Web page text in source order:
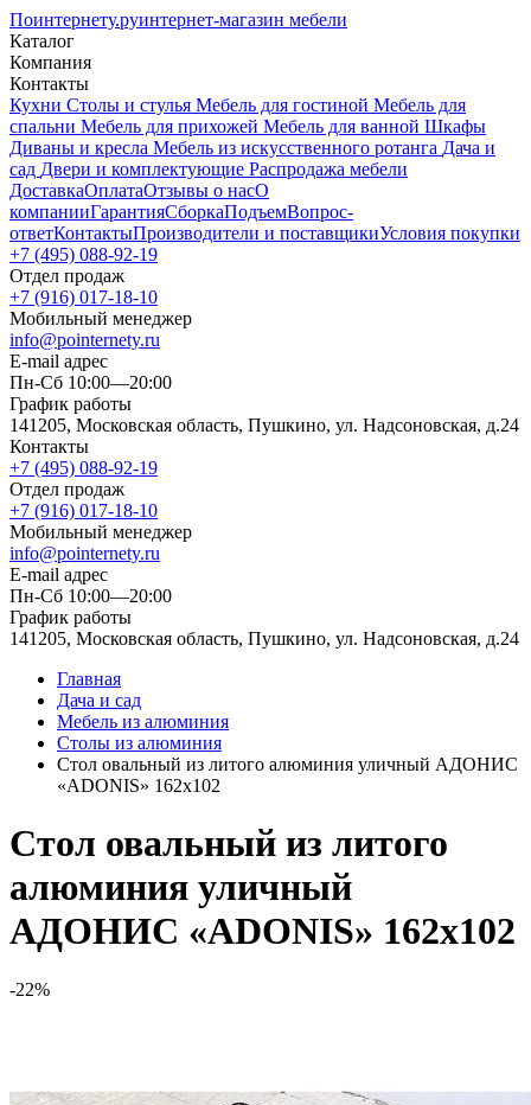
Поинтернету.руинтернет-магазин мебели
Каталог
Компания
Контакты
Кухни Столы и стулья Мебель для гостиной Мебель для
спальни Мебель для прихожей Мебель для ванной Шкафы
Диваны и кресла Мебель из искусственного ротанга Дача и
сад Двери и комплектующие Распродажа мебели
ДоставкаОплатаОтзывы о насО
компанииГарантияСборкаПодъемВопрос-
ответКонтактыПроизводители и поставщикиУсловия покупки
+7 (495) 088-92-19
Отдел продаж
+7 (916) 017-18-10
Мобильный менеджер
info@pointernety.ru
E-mail адрес
Пн-Сб 10:00—20:00
График работы
141205, Московская область, Пушкино, ул. Надсоновская, д.24
Контакты
+7 (495) 088-92-19
Отдел продаж
+7 (916) 017-18-10
Мобильный менеджер
info@pointernety.ru
E-mail адрес
Пн-Сб 10:00—20:00
График работы
141205, Московская область, Пушкино, ул. Надсоновская, д.24
Главная
Дача и сад
Мебель из алюминия
Столы из алюминия
Стол овальный из литого алюминия уличный АДОНИС
«ADONIS» 162х102
Стол овальный из литого
алюминия уличный
АДОНИС «ADONIS» 162х102
-22%